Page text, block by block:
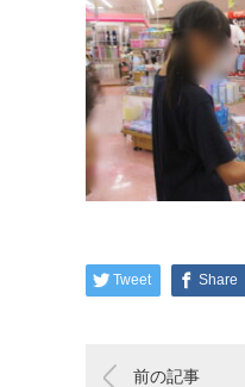
Tweet Share
前の記事